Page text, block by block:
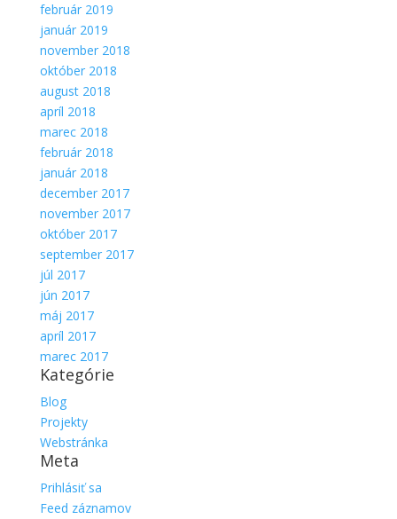
február 2019
január 2019
november 2018
október 2018
august 2018
apríl 2018
marec 2018
február 2018
január 2018
december 2017
november 2017
október 2017
september 2017
júl 2017
jún 2017
máj 2017
apríl 2017
marec 2017
Kategórie
Blog
Projekty
Webstránka
Meta
Prihlásiť sa
Feed záznamov